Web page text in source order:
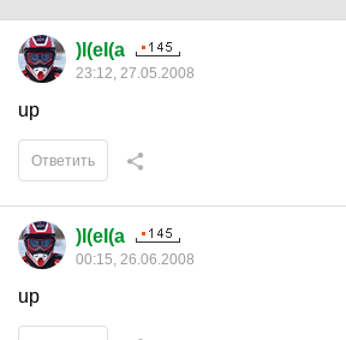
)I(eI(a
23:12, 27.05.2008
up
Ответить
)I(eI(a
00:15, 26.06.2008
up